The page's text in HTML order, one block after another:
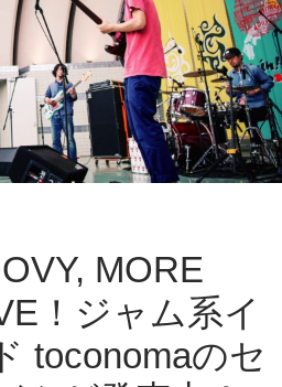
る
と
い
う
物
語
を
圧
な
ス
ケ
ー
ル
で
MORE
！ジャム系イ
toconomaのセ